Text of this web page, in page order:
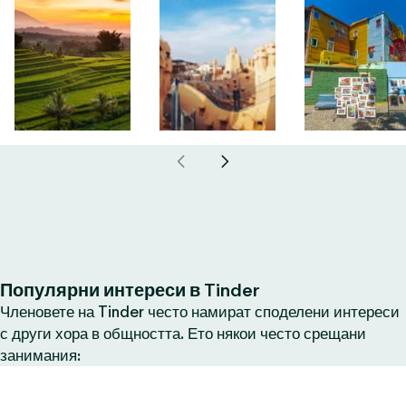
Популярни интереси в Tinder
Членовете на Tinder често намират споделени интереси
с други хора в общността. Ето някои често срещани
занимания: